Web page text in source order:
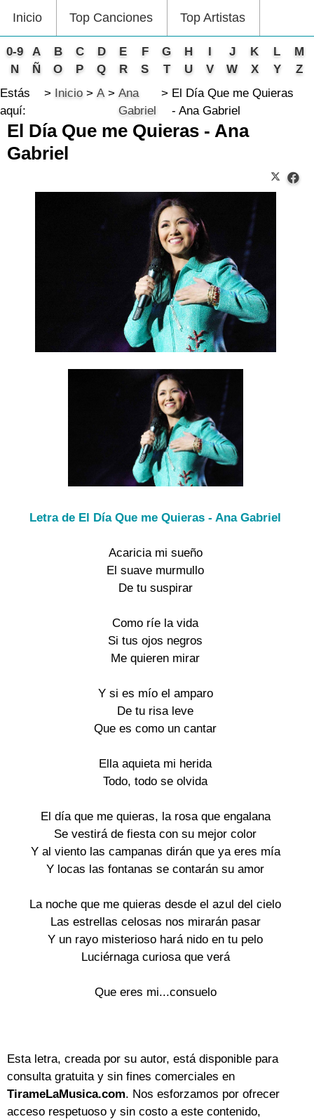
Inicio Top Canciones Top Artistas
0-9 A B C D E F G H I J K L
M
N
Ñ O P Q R S T U V W X Y
Z
Estás
aquí:
Inicio A
Ana
Gabriel
El Día Que me Quieras
- Ana Gabriel
El Día Que me Quieras - Ana
Gabriel
Letra de El Día Que me Quieras - Ana Gabriel
Acaricia mi sueño
El suave murmullo
De tu suspirar
Como ríe la vida
Si tus ojos negros
Me quieren mirar
Y si es mío el amparo
De tu risa leve
Que es como un cantar
Ella aquieta mi herida
Todo, todo se olvida
El día que me quieras, la rosa que engalana
Se vestirá de fiesta con su mejor color
Y al viento las campanas dirán que ya eres mía
Y locas las fontanas se contarán su amor
La noche que me quieras desde el azul del cielo
Las estrellas celosas nos mirarán pasar
Y un rayo misterioso hará nido en tu pelo
Luciérnaga curiosa que verá
Que eres mi...consuelo
Esta letra, creada por su autor, está disponible para
consulta gratuita y sin fines comerciales en
TirameLaMusica.com. Nos esforzamos por ofrecer
acceso respetuoso y sin costo a este contenido,